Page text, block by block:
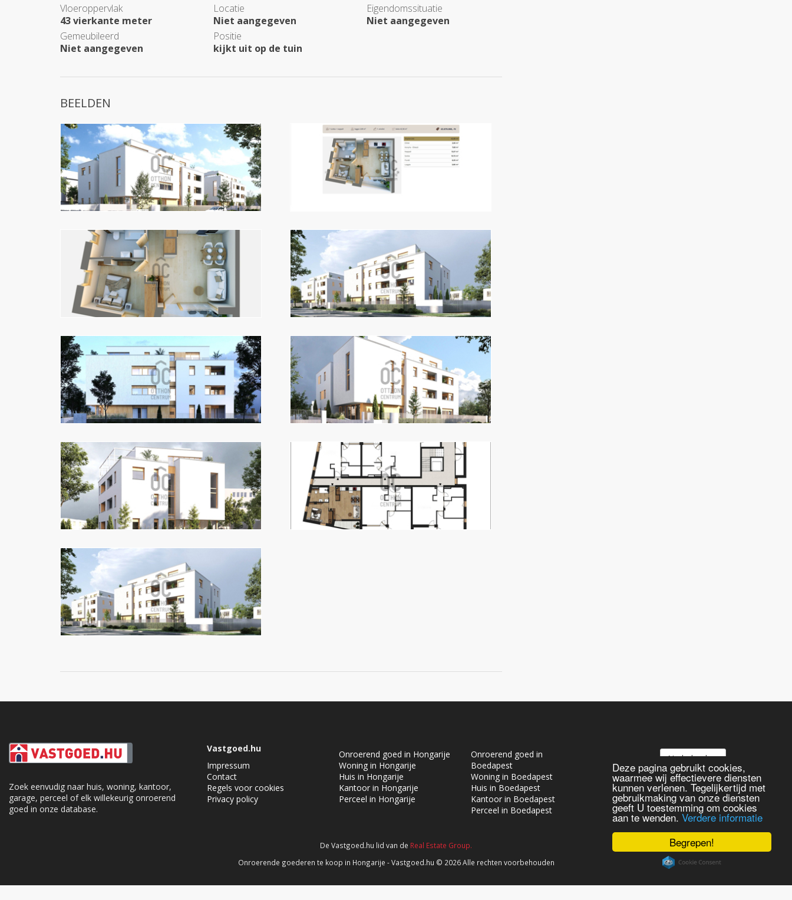
Begrepen!
Deze pagina gebruikt cookies,
waarmee wij effectievere diensten
kunnen verlenen. Tegelijkertijd met
gebruikmaking van onze diensten
geeft U toestemming om cookies
aan te wenden. Verdere informatie
Cookie Consent plugin for the EU cookie law
Vloeroppervlak
43 vierkante meter
Locatie
Niet aangegeven
Eigendomssituatie
Niet aangegeven
Gemeubileerd
Niet aangegeven
Positie
kijkt uit op de tuin
BEELDEN
Zoek eenvudig naar huis, woning, kantoor,
garage, perceel of elk willekeurig onroerend
goed in onze database.
Vastgoed.hu
Impressum
Contact
Regels voor cookies
Privacy policy
Onroerend goed in Hongarije
Woning in Hongarije
Huis in Hongarije
Kantoor in Hongarije
Perceel in Hongarije
Onroerend goed in
Boedapest
Woning in Boedapest
Huis in Boedapest
Kantoor in Boedapest
Perceel in Boedapest
Nederlands
De Vastgoed.hu lid van de Real Estate Group.
Onroerende goederen te koop in Hongarije - Vastgoed.hu © 2026 Alle rechten voorbehouden